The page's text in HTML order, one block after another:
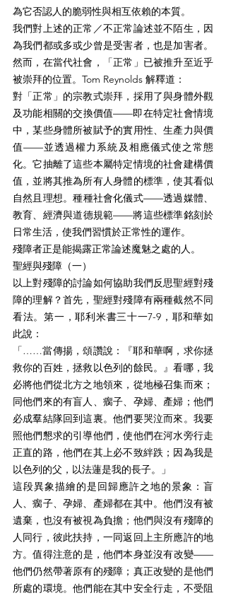
為它否認人的脆弱性與相互依賴的本質。
我們對上述的正常／不正常論述並不陌生，因
為我們都或多或少曾是受害者，也是加害者。
然而，在當代社會，「正常」已被推升至近乎
被崇拜的位置。Tom Reynolds 解釋道：
對「正常」的宗教式崇拜，採用了與身體外觀
及功能相關的交換價值——即在特定社會情境
中，某些身體所被賦予的實用性、生產力與價
值——並透過權力系統及相應儀式使之常態
化。它抽離了這些本屬特定情境的社會建構價
值，並將其推為所有人身體的標準，使其看似
自然且理想。種種社會化儀式——透過媒體、
教育、經濟與道德規範——將這些標準銘刻於
日常生活，使我們習慣於正常性的運作。
殘障者正是能揭露正常論述魔魅之處的人。
聖經與殘障（一）
以上對殘障的討論如何協助我們反思聖經對殘
障的理解？首先，聖經對殘障有兩種截然不同
看法。第一，耶利米書三十一7-9，耶和華如
此說：
「……當傳揚，頌讚說：『耶和華啊，求你拯
救你的百姓，拯救以色列的餘民。』看哪，我
必將他們從北方之地領來，從地極召集而來；
同他們來的有盲人、瘸子、孕婦、產婦；他們
必成羣結隊回到這裏。他們要哭泣而來。我要
照他們懇求的引導他們，使他們在河水旁行走
正直的路，他們在其上必不致絆跌；因為我是
以色列的父，以法蓮是我的長子。」
這段異象描繪的是回歸應許之地的景象：盲
人、瘸子、孕婦、產婦都在其中。他們沒有被
遺棄，也沒有被視為負擔；他們與沒有殘障的
人同行，彼此扶持，一同返回上主所應許的地
方。值得注意的是，他們本身並沒有改變——
他們仍然帶著原有的殘障；真正改變的是他們
所處的環境。他們能在其中安全行走，不受阻